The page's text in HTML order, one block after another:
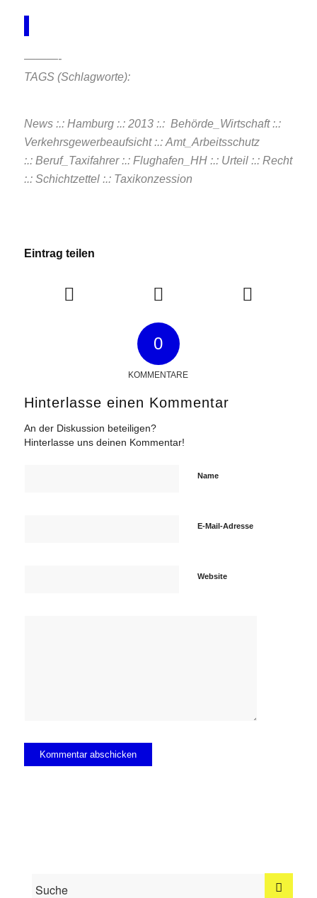
———-
TAGS (Schlagworte):
News :.: Hamburg :.: 2013 :.: Behörde_Wirtschaft :.:
Verkehrsgewerbeaufsicht:.:Amt_Arbeitsschutz
:.:Beruf_Taxifahrer :.:Flughafen_HH :.:Urteil:.: Recht
:.: Schichtzettel :.: Taxikonzession
Eintrag teilen
0
KOMMENTARE
Hinterlasse einen Kommentar
An der Diskussion beteiligen?
Hinterlasse uns deinen Kommentar!
Name
E-Mail-Adresse
Website